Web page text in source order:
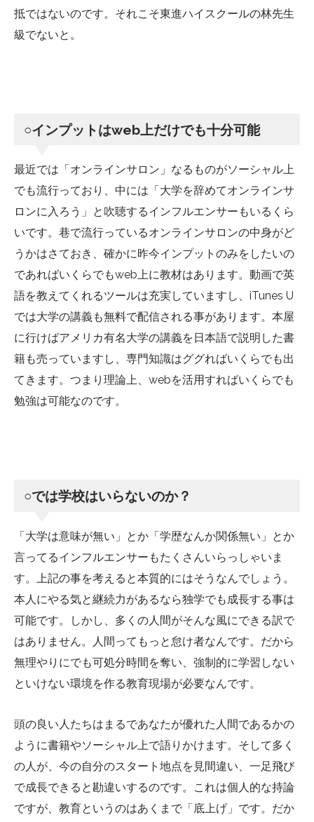
抵ではないのです。それこそ東進ハイスクールの林先生
級でないと。
○インプットはweb上だけでも十分可能
最近では「オンラインサロン」なるものがソーシャル上
でも流行っており、中には「大学を辞めてオンラインサ
ロンに入ろう」と吹聴するインフルエンサーもいるくら
いです。巷で流行っているオンラインサロンの中身がど
うかはさておき、確かに昨今インプットのみをしたいの
であればいくらでもweb上に教材はあります。動画で英
語を教えてくれるツールは充実していますし、 iTunes U
では大学の講義も無料で配信される事があります。本屋
に行けばアメリカ有名大学の講義を日本語で説明した書
籍も売っていますし、専門知識はググればいくらでも出
てきます。つまり理論上、 webを活用すればいくらでも
勉強は可能なのです。
○では学校はいらないのか？
「大学は意味が無い」とか「学歴なんか関係無い」とか
言ってるインフルエンサーもたくさんいらっしゃいま
す。上記の事を考えると本質的にはそうなんでしょう。
本人にやる気と継続力があるなら独学でも成長する事は
可能です。しかし、多くの人間がそんな風にできる訳で
はありません。人間ってもっと怠け者なんです。だから
無理やりにでも可処分時間を奪い、強制的に学習しない
といけない環境を作る教育現場が必要なんです。
頭の良い人たちはまるであなたが優れた人間であるかの
ように書籍やソーシャル上で語りかけます。そして多く
の人が、今の自分のスタート地点を見間違い、一足飛び
で成長できると勘違いするのです。これは個人的な持論
ですが、教育というのはあくまで「底上げ」です。だか